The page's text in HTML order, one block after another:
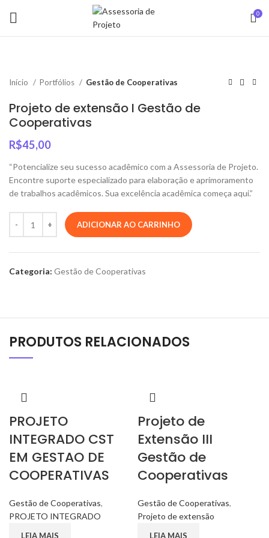
0
Início Portfólios Gestão de Cooperativas
Projeto de extensão I Gestão de
Cooperativas
R$45,00
“Potencialize seu sucesso acadêmico com a Assessoria de Projeto.
Encontre suporte especializado para elaboração e aprimoramento
de trabalhos acadêmicos. Sua excelência acadêmica começa aqui.”
ADICIONAR AO CARRINHO
Categoria: Gestão de Cooperativas
PRODUTOS RELACIONADOS
PROJETO
INTEGRADO CST
EM GESTAO DE
COOPERATIVAS
Gestão de Cooperativas,
PROJETO INTEGRADO
LEIA MAIS
Projeto de
Extensão III
Gestão de
Cooperativas
Gestão de Cooperativas,
Projeto de extensão
LEIA MAIS